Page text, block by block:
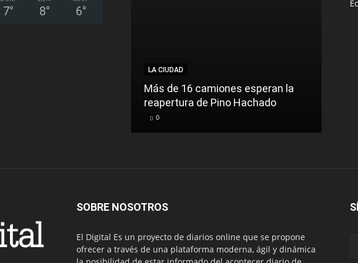
7° 8° 6°
LA CIUDAD
Más de 16 camiones esperan la
reapertura de Pino Hachado
0
SOBRE NOSOTROS
El Digital Es un proyecto de diarios online que se propone
ofrecer a través de una plataforma moderna, ágil y dinámica